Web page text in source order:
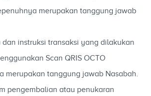
merupakan tanggung jawab
dan instruksi transaksi yang dilakukan
Scan QRIS OCTO
merupakan tanggung jawab Nasabah.
pengembalian atau penukaran